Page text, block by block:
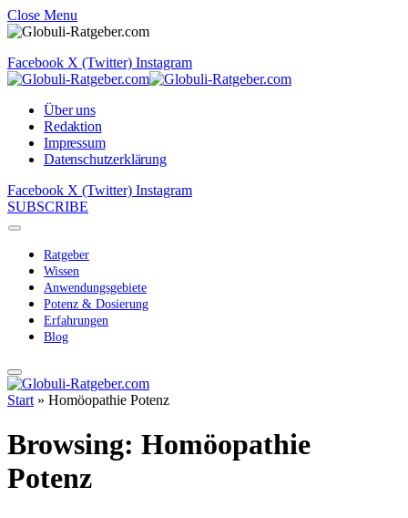
Close Menu
Facebook X (Twitter) Instagram
Über uns
Redaktion
Impressum
Datenschutzerklärung
Facebook X (Twitter) Instagram
SUBSCRIBE
Ratgeber
Wissen
Anwendungsgebiete
Potenz & Dosierung
Erfahrungen
Blog
Start » Homöopathie Potenz
Browsing: Homöopathie
Potenz